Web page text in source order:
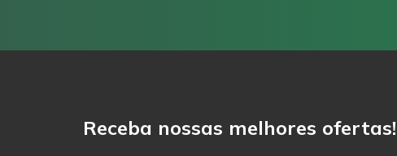
Receba nossas melhores ofertas!